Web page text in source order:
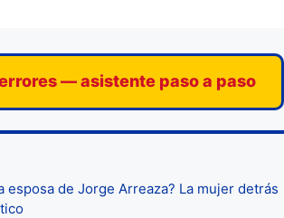
— asistente paso a paso
esposa de Jorge Arreaza? La mujer detrás